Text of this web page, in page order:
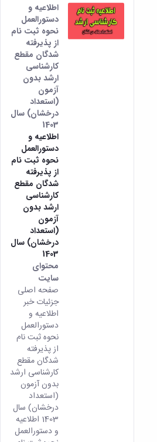
اطلاعیه و
دستورالعمل
نحوه ثبت نام
از پذیرفته
شدگان مقطع
کارشناسی
ارشد بدون
آزمون
(استعداد
درخشان) سال
1403
اطلاعیه و
دستورالعمل
نحوه ثبت نام
از پذیرفته
شدگان مقطع
کارشناسی
ارشد بدون
آزمون
(استعداد
درخشان) سال
1403
محتوای
سایت
صفحه اصلی
جزئیات خبر
اطلاعیه و
دستورالعمل
نحوه ثبت نام
از پذیرفته
شدگان مقطع
کارشناسی ارشد
بدون آزمون
(استعداد
درخشان) سال
1403 اطلاعیه
و دستورالعمل